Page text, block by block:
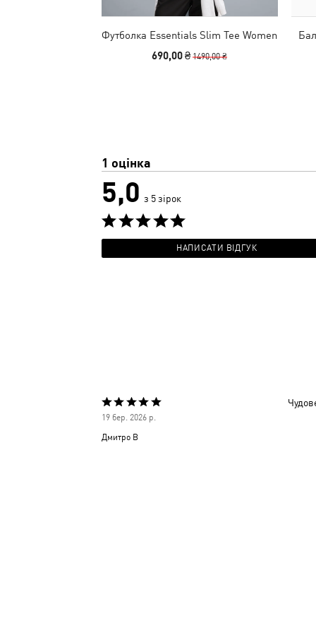
Футболка Essentials Slim Tee Women
690,00 ₴1490,00 ₴
1 оцінка
5,0 з 5 зірок
НАПИСАТИ ВІДГУК
Оцінено
19 бер. 2026 р.
Дмитро В